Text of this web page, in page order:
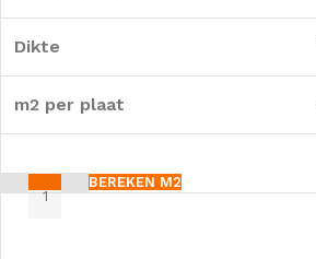
Dikte
m2 per plaat
BEREKEN M2